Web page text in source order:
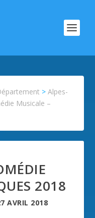
>Alpes-
Musicale –
2018
AVRIL 2018